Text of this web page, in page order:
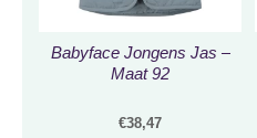
Babyface Jongens Jas –
Maat 92
€38,47